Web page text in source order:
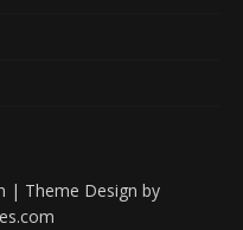
| Theme Design by